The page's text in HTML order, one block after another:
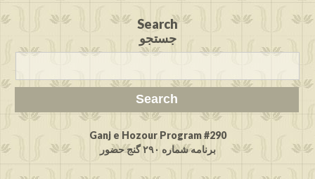
Search
جستجو
Ganj e Hozour Program #290
برنامه شماره ۲۹۰ گنج حضور